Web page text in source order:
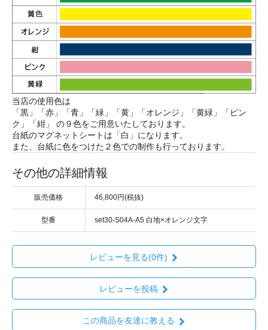
当店の使用色は
「黒」「赤」「青」「緑」「黄」「オレンジ」「黄緑」「ピン
ク」「紺」 の９色をご用意いたしております。
台紙のマグネットシートは「白」になります。
また、台紙に色をつけた２色での制作も行っております。
その他の詳細情報
販売価格 46,800円(税抜)
型番 set30-S04A-A5 白地×オレンジ文字
レビューを見る(0件)
レビューを投稿
この商品を友達に教える